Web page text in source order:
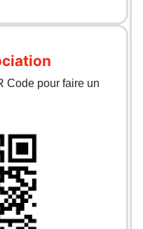
Code pour faire un